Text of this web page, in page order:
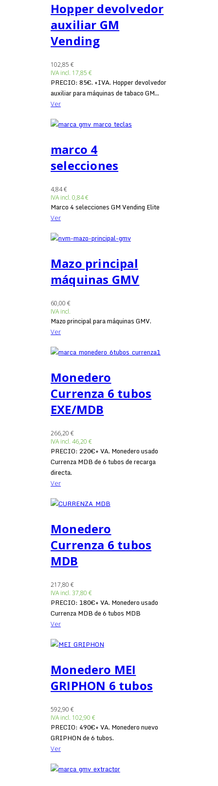
Hopper devolvedor
auxiliar GM
Vending
102,85 €
IVA incl. 17,85 €
PRECIO: 85€. +IVA. Hopper devolvedor
auxiliar para máquinas de tabaco GM...
Ver
marco 4
selecciones
4,84 €
IVA incl. 0,84 €
Marco 4 selecciones GM Vending Elite
Ver
Mazo principal
máquinas GMV
60,00 €
IVA incl.
Mazo principal para máquinas GMV.
Ver
Monedero
Currenza 6 tubos
EXE/MDB
266,20 €
IVA incl. 46,20 €
PRECIO: 220€+ VA. Monedero usado
Currenza MDB de 6 tubos de recarga
directa.
Ver
Monedero
Currenza 6 tubos
MDB
217,80 €
IVA incl. 37,80 €
PRECIO: 180€+ VA. Monedero usado
Currenza MDB de 6 tubos MDB
Ver
Monedero MEI
GRIPHON 6 tubos
592,90 €
IVA incl. 102,90 €
PRECIO: 490€+ VA. Monedero nuevo
GRIPHON de 6 tubos.
Ver